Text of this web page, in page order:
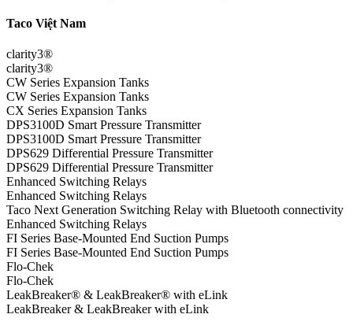
Taco Việt Nam
clarity3®
clarity3®
CW Series Expansion Tanks
CW Series Expansion Tanks
CX Series Expansion Tanks
DPS3100D Smart Pressure Transmitter
DPS3100D Smart Pressure Transmitter
DPS629 Differential Pressure Transmitter
DPS629 Differential Pressure Transmitter
Enhanced Switching Relays
Enhanced Switching Relays
Taco Next Generation Switching Relay with Bluetooth connectivity
Enhanced Switching Relays
FI Series Base-Mounted End Suction Pumps
FI Series Base-Mounted End Suction Pumps
Flo-Chek
Flo-Chek
LeakBreaker® & LeakBreaker® with eLink
LeakBreaker & LeakBreaker with eLink